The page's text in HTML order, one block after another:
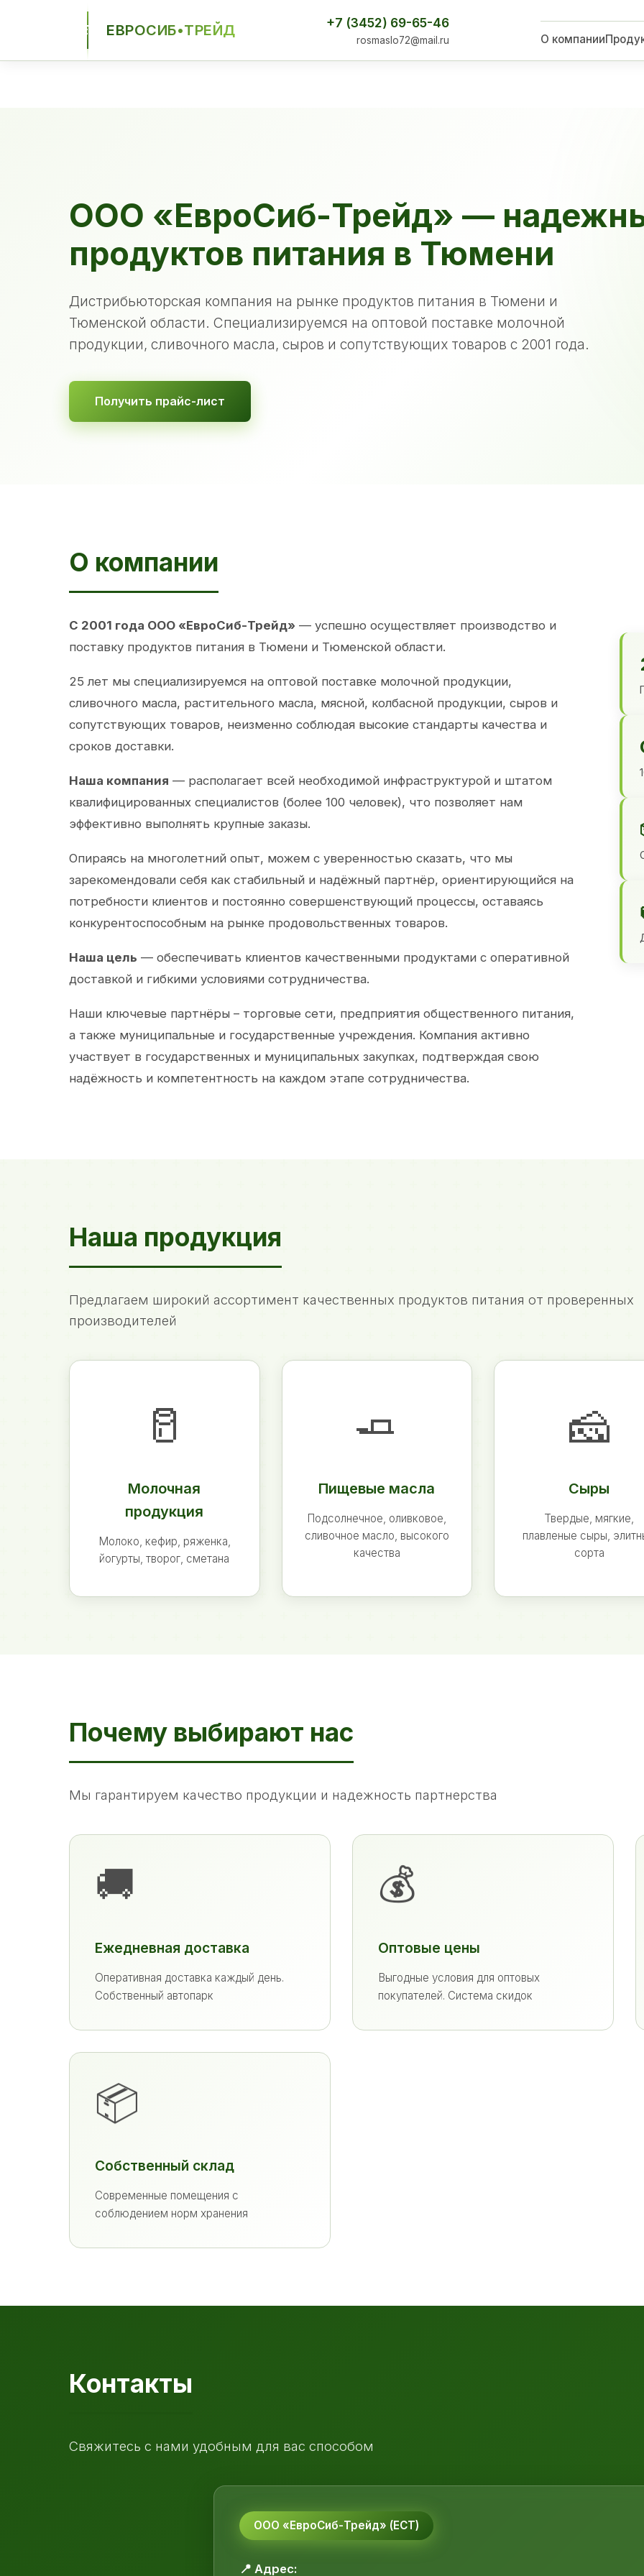
ЕСТ ЕВРОСИБ•ТРЕЙД +7 (3452) 69-65-46
rosmaslo72@mail.ru О компании
ООО «ЕвроСиб-Трейд» —
продуктов питания в Тюмени
Дистрибьюторская компания на рынке продуктов питания в Тюмени и
Тюменской области. Специализируемся на оптовой поставке молочной
продукции, сливочного масла, сыров и сопутствующих товаров с 2001 года.
Получить прайс-лист
О компании
С 2001 года ООО «ЕвроСиб-Трейд» — успешно осуществляет производство и
поставку продуктов питания в Тюмени и Тюменской области.
25 лет мы специализируемся на оптовой поставке молочной продукции,
сливочного масла, растительного масла, мясной, колбасной продукции, сыров и
сопутствующих товаров, неизменно соблюдая высокие стандарты качества и
сроков доставки.
Наша компания — располагает всей необходимой инфраструктурой и штатом
квалифицированных специалистов (более 100 человек), что позволяет нам
эффективно выполнять крупные заказы.
Опираясь на многолетний опыт, можем с уверенностью сказать, что мы
зарекомендовали себя как стабильный и надёжный партнёр, ориентирующийся на
потребности клиентов и постоянно совершенствующий процессы, оставаясь
конкурентоспособным на рынке продовольственных товаров.
Наша цель — обеспечивать клиентов качественными продуктами с оперативной
доставкой и гибкими условиями сотрудничества.
Наши ключевые партнёры – торговые сети, предприятия общественного питания,
а также муниципальные и государственные учреждения. Компания активно
участвует в государственных и муниципальных закупках, подтверждая свою
надёжность и компетентность на каждом этапе сотрудничества.
Наша продукция
Предлагаем широкий ассортимент качественных продуктов питания от проверенных
производителей
🥛
Молочная
продукция
Молоко, кефир, ряженка,
йогурты, творог, сметана
🧈
Пищевые масла
Подсолнечное, оливковое,
сливочное масло, высокого
качества
🧀
Сыры
Твердые, мягкие,
плавленые сыры,
сорта
Почему выбирают нас
Мы гарантируем качество продукции и надежность партнерства
🚚
Ежедневная доставка
Оперативная доставка каждый день.
Собственный автопарк
💰
Оптовые цены
Выгодные условия для оптовых
покупателей. Система скидок
📦
Собственный склад
Современные помещения с
соблюдением норм хранения
Контакты
Свяжитесь с нами удобным для вас способом
ООО «ЕвроСиб-Трейд» (ЕСТ)
📍 Адрес: